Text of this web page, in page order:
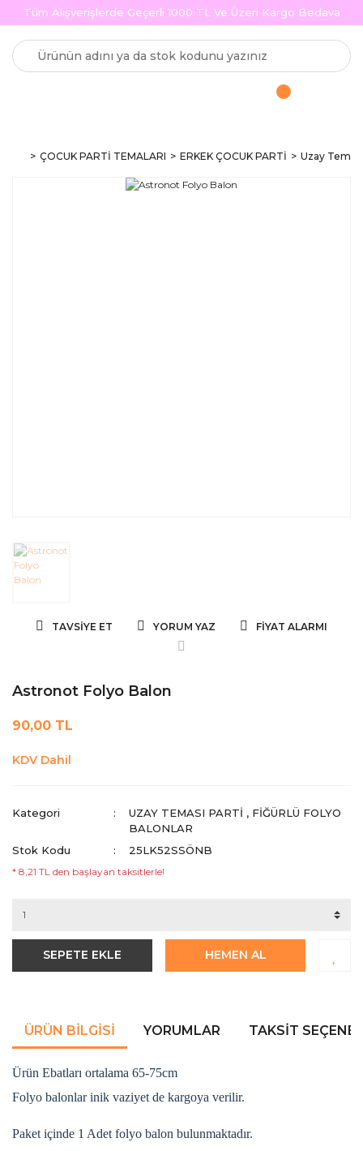
Tüm Alışverişlerde Geçerli 1000 TL Ve Üzeri Kargo Bedava
ÇOCUK PARTİ TEMALARI ERKEK ÇOCUK PARTİ Uzay
TAVSIYE ET YORUM YAZ FIYAT ALARMI
Astronot Folyo Balon
90,00 TL
KDV Dahil
Kategori UZAY TEMASI PARTI , FIĞÜRLÜ FOLYO
BALONLAR
Stok Kodu
25LK52SSÖNB
* 8,21 TL den başlayan taksitlerle!
SEPETE EKLE HEMEN AL
ÜRÜN BILGISI YORUMLAR TAKSIT
Ürün Ebatları ortalama 65-75cm
Folyo balonlar inik vaziyet de kargoya verilir.
Paket içinde 1 Adet folyo balon bulunmaktadır.